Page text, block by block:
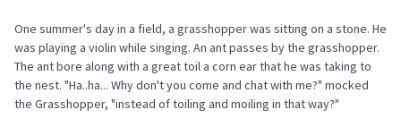
One summer's day in a field, a grasshopper was sitting on a stone. He
was playing a violin while singing. An ant passes by the grasshopper.
The ant bore along with a great toil a corn ear that he was taking to
the nest. "Ha..ha... Why don't you come and chat with me?" mocked
the Grasshopper, "instead of toiling and moiling in that way?"